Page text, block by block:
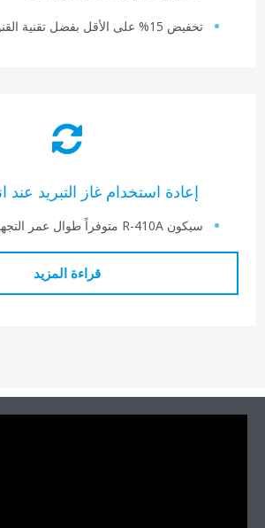
إعادة استخدام غاز التبريد عند انتهاء عمره
قراءة المزيد